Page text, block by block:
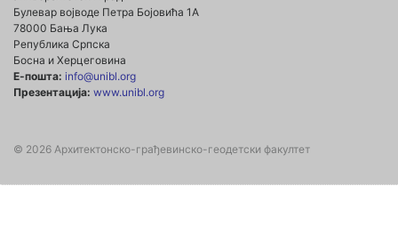
Булевар војводе Петра Бојовића 1А
78000 Бања Лука
Република Српска
Босна и Херцеговина
Е-пошта: info@unibl.org
Презентација: www.unibl.org
© 2026 Архитектонско-грађевинско-геодетски факултет